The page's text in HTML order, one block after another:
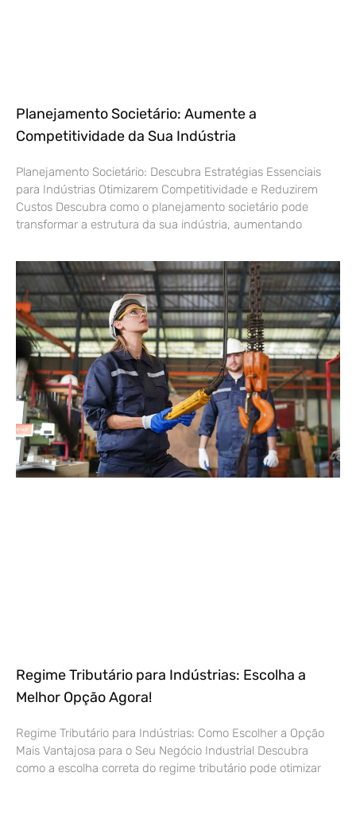
Planejamento Societário: Aumente a
Competitividade da Sua Indústria
Planejamento Societário: Descubra Estratégias Essenciais
para Indústrias Otimizarem Competitividade e Reduzirem
Custos Descubra como o planejamento societário pode
transformar a estrutura da sua indústria, aumentando
Regime Tributário para Indústrias: Escolha a
Melhor Opção Agora!
Regime Tributário para Indústrias: Como Escolher a Opção
Mais Vantajosa para o Seu Negócio Industrial Descubra
como a escolha correta do regime tributário pode otimizar